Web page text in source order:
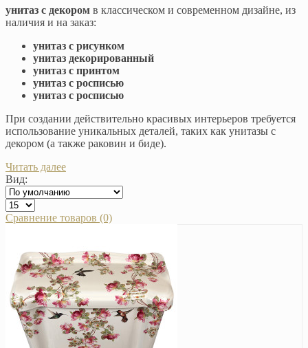
унитаз с декором в классическом и современном дизайне, из
наличия и на заказ:
унитаз с рисунком
унитаз декорированный
унитаз с принтом
унитаз с росписью
унитаз с росписью
При создании действительно красивых интерьеров требуется
использование уникальных деталей, таких как унитазы с
декором (а также раковин и биде).
Читать далее
Вид:
Сравнение товаров (0)